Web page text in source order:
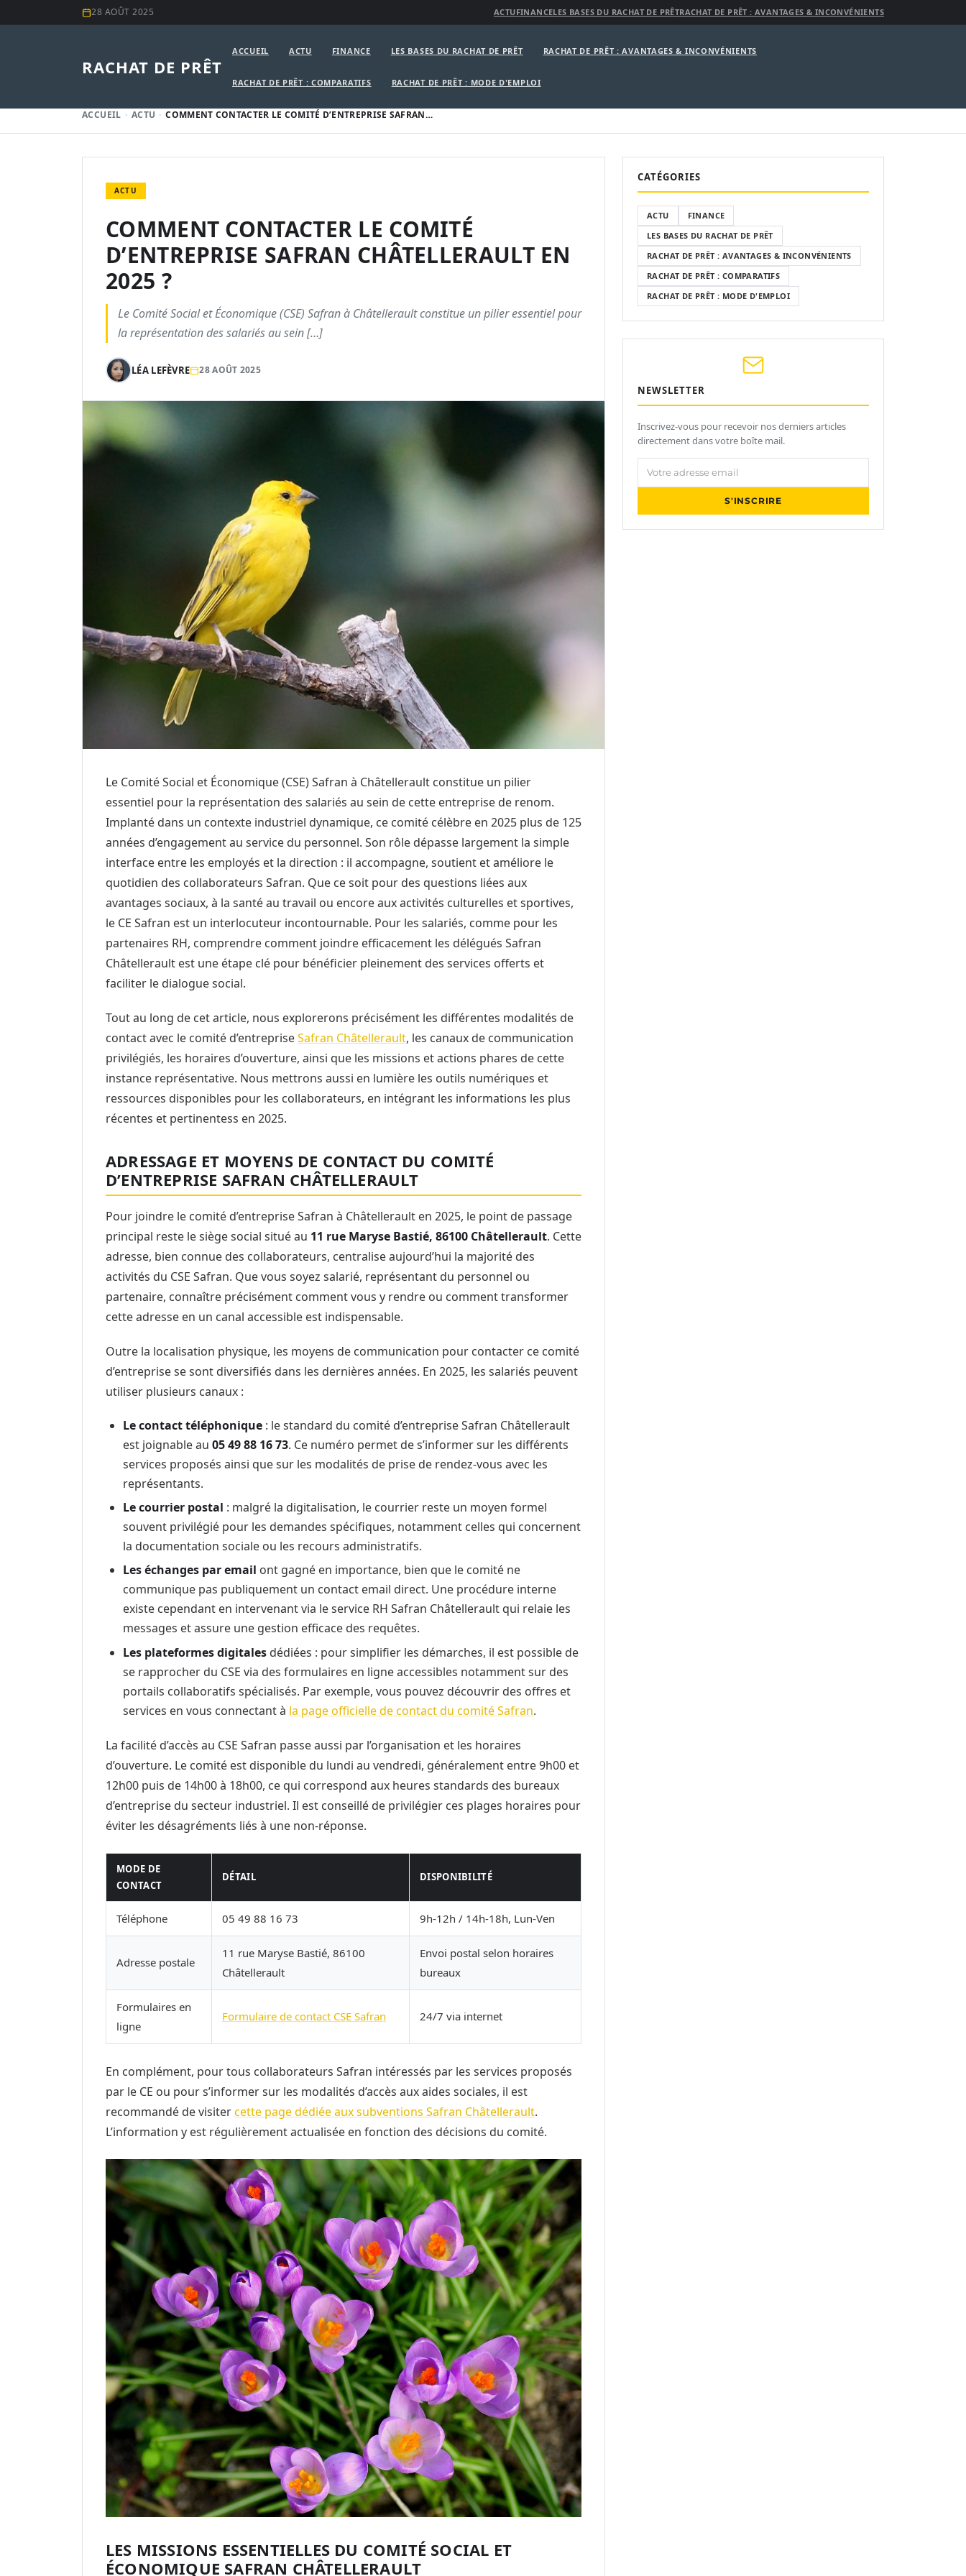
28 AOÛT 2025 ACTUFINANCELES BASES DU RACHAT DE PRÊTRACHAT DE PRÊT : AVANTAGES & INCONVÉNIENTS
RACHAT DE PRÊT
ACCUEIL ACTU FINANCE LES BASES DU RACHAT DE PRÊT RACHAT DE PRÊT : AVANTAGES & INCONVÉNIENTS
RACHAT DE PRÊT : COMPARATIFS RACHAT DE PRÊT : MODE D'EMPLOI
ACCUEIL ACTU COMMENT CONTACTER LE COMITÉ D’ENTREPRISE SAFRAN…
ACTU
COMMENT CONTACTER LE COMITÉ
D’ENTREPRISE SAFRAN CHÂTELLERAULT EN
2025 ?
Le Comité Social et Économique (CSE) Safran à Châtellerault constitue un pilier essentiel pour
la représentation des salariés au sein […]
LÉA LEFÈVRE 28 AOÛT 2025
Le Comité Social et Économique (CSE) Safran à Châtellerault constitue un pilier
essentiel pour la représentation des salariés au sein de cette entreprise de renom.
Implanté dans un contexte industriel dynamique, ce comité célèbre en 2025 plus de 125
années d’engagement au service du personnel. Son rôle dépasse largement la simple
interface entre les employés et la direction : il accompagne, soutient et améliore le
quotidien des collaborateurs Safran. Que ce soit pour des questions liées aux
avantages sociaux, à la santé au travail ou encore aux activités culturelles et sportives,
le CE Safran est un interlocuteur incontournable. Pour les salariés, comme pour les
partenaires RH, comprendre comment joindre efficacement les délégués Safran
Châtellerault est une étape clé pour bénéficier pleinement des services offerts et
faciliter le dialogue social.
Tout au long de cet article, nous explorerons précisément les différentes modalités de
contact avec le comité d’entrepriseSafran Châtellerault, les canaux de communication
privilégiés, les horaires d’ouverture, ainsi que les missions et actions phares de cette
instance représentative. Nous mettrons aussi en lumière les outils numériques et
ressources disponibles pour les collaborateurs, en intégrant les informations les plus
récentes et pertinentess en 2025.
ADRESSAGE ET MOYENS DE CONTACT DU COMITÉ
D’ENTREPRISE SAFRAN CHÂTELLERAULT
Pour joindre le comité d’entreprise Safran à Châtellerault en 2025, le point de passage
principal reste le siège social situé au 11 rue Maryse Bastié, 86100 Châtellerault. Cette
adresse, bien connue des collaborateurs, centralise aujourd’hui la majorité des
activités du CSE Safran. Que vous soyez salarié, représentant du personnel ou
partenaire, connaître précisément comment vous y rendre ou comment transformer
cette adresse en un canal accessible est indispensable.
Outre la localisation physique, les moyens de communication pour contacter ce comité
d’entreprise se sont diversifiés dans les dernières années. En 2025, les salariés peuvent
utiliser plusieurs canaux :
Le contact téléphonique : le standard du comité d’entreprise Safran Châtellerault
est joignable au 05 49 88 16 73. Ce numéro permet de s’informer sur les différents
services proposés ainsi que sur les modalités de prise de rendez-vous avec les
représentants.
Le courrier postal : malgré la digitalisation, le courrier reste un moyen formel
souvent privilégié pour les demandes spécifiques, notamment celles qui concernent
la documentation sociale ou les recours administratifs.
Les échanges par email ont gagné en importance, bien que le comité ne
communique pas publiquement un contact email direct. Une procédure interne
existe cependant en intervenant via le service RH Safran Châtellerault qui relaie les
messages et assure une gestion efficace des requêtes.
Les plateformes digitales dédiées : pour simplifier les démarches, il est possible de
se rapprocher du CSE via des formulaires en ligne accessibles notamment sur des
portails collaboratifs spécialisés. Par exemple, vous pouvez découvrir des offres et
services en vous connectant à la page officielle de contact du comité Safran.
La facilité d’accès au CSE Safran passe aussi par l’organisation et les horaires
d’ouverture. Le comité est disponible du lundi au vendredi, généralement entre 9h00 et
12h00 puis de 14h00 à 18h00, ce qui correspond aux heures standards des bureaux
d’entreprise du secteur industriel. Il est conseillé de privilégier ces plages horaires pour
éviter les désagréments liés à une non-réponse.
MODE DE
CONTACT
DÉTAIL DISPONIBILITÉ
Téléphone 05 49 88 16 73 9h-12h / 14h-18h, Lun-Ven
Adresse postale
11 rue Maryse Bastié, 86100
Châtellerault
Envoi postal selon horaires
bureaux
Formulaires en
ligne
Formulaire de contact CSE Safran 24/7 via internet
En complément, pour tous collaborateurs Safran intéressés par les services proposés
par le CE ou pour s’informer sur les modalités d’accès aux aides sociales, il est
recommandé de visitercette page dédiée aux subventions Safran Châtellerault.
L’information y est régulièrement actualisée en fonction des décisions du comité.
LES MISSIONS ESSENTIELLES DU COMITÉ SOCIAL ET
ÉCONOMIQUE SAFRAN CHÂTELLERAULT
CATÉGORIES
ACTU
FINANCE
LES BASES DU RACHAT DE PRÊT
RACHAT DE PRÊT : AVANTAGES & INCONVÉNIENTS
RACHAT DE PRÊT : COMPARATIFS
RACHAT DE PRÊT : MODE D'EMPLOI
NEWSLETTER
Inscrivez-vous pour recevoir nos derniers articles
directement dans votre boîte mail.
Votre adresse email
S'INSCRIRE